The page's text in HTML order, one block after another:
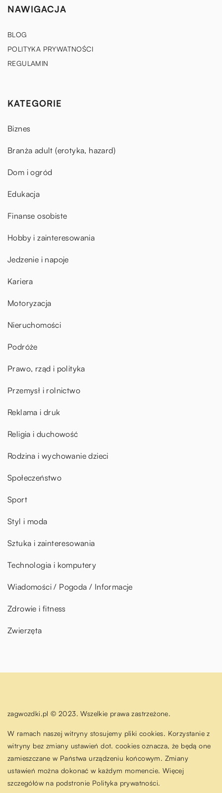
NAWIGACJA
BLOG
POLITYKA PRYWATNOŚCI
REGULAMIN
KATEGORIE
Biznes
Branża adult (erotyka, hazard)
Dom i ogród
Edukacja
Finanse osobiste
Hobby i zainteresowania
Jedzenie i napoje
Kariera
Motoryzacja
Nieruchomości
Podróże
Prawo, rząd i polityka
Przemysł i rolnictwo
Reklama i druk
Religia i duchowość
Rodzina i wychowanie dzieci
Społeczeństwo
Sport
Styl i moda
Sztuka i zainteresowania
Technologia i komputery
Wiadomości / Pogoda / Informacje
Zdrowie i fitness
Zwierzęta
zagwozdki.pl © 2023. Wszelkie prawa zastrzeżone.
W ramach naszej witryny stosujemy pliki cookies. Korzystanie z
witryny bez zmiany ustawień dot. cookies oznacza, że będą one
zamieszczane w Państwa urządzeniu końcowym. Zmiany
ustawień można dokonać w każdym momencie. Więcej
szczegółów na podstronie Polityka prywatności.